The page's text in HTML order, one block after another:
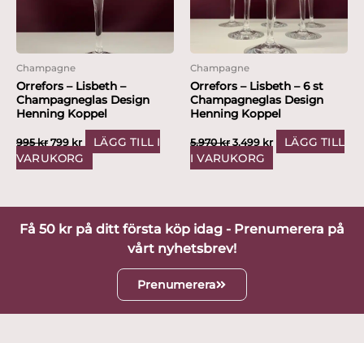
Champagne
Orrefors – Lisbeth –
Champagneglas Design
Henning Koppel
995kr 799 kr
LÄGG TILL I
VARUKORG
Champagne
Orrefors – Lisbeth – 6 st
Champagneglas Design
Henning Koppel
5,970kr 3,499 kr
LÄGG TILL
I VARUKORG
Få 50 kr på ditt första köp idag - Prenumerera på
vårt nyhetsbrev!
Prenumerera